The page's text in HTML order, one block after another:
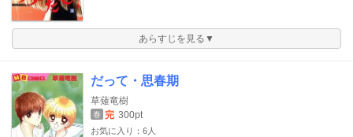
あらすじを見る▼
だって・思春期
草薙竜樹
巻 完 300pt
お気に入り：6人